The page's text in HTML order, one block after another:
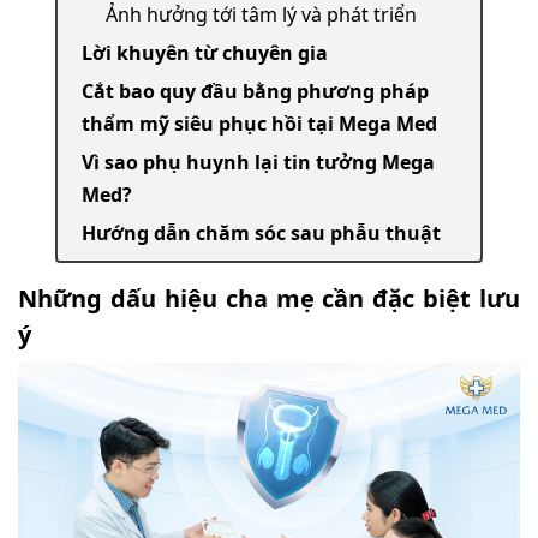
Ảnh hưởng tới tâm lý và phát triển
Lời khuyên từ chuyên gia
Cắt bao quy đầu bằng phương pháp
thẩm mỹ siêu phục hồi tại Mega Med
Vì sao phụ huynh lại tin tưởng Mega
Med?
Hướng dẫn chăm sóc sau phẫu thuật
Những dấu hiệu cha mẹ cần đặc biệt lưu
ý